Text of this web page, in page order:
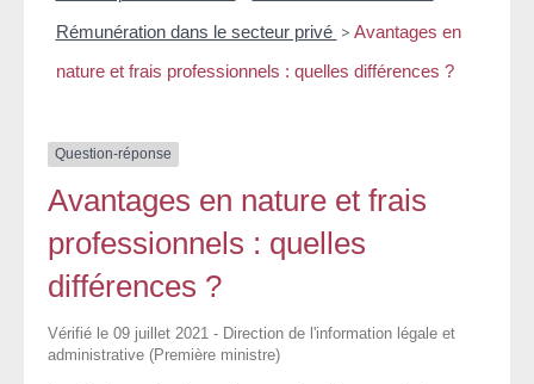
Rémunération dans le secteur privé > Avantages en
nature et frais professionnels : quelles différences ?
Question-réponse
Avantages en nature et frais
professionnels : quelles
différences ?
Vérifié le 09 juillet 2021 - Direction de l'information légale et
administrative (Première ministre)